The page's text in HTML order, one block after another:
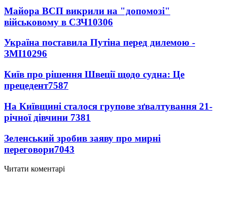
Майора ВСП викрили на "допомозі"
військовому в СЗЧ10306
Україна поставила Путіна перед дилемою -
ЗМІ10296
Київ про рішення Швеції щодо судна: Це
прецедент7587
На Київщині сталося групове зґвалтування 21-
річної дівчини 7381
Зеленський зробив заяву про мирні
переговори7043
Читати коментарі